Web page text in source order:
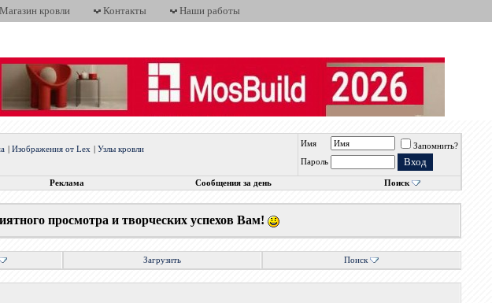
Магазин кровли Контакты Наши работы
|Изображения от Lex |Узлы кровли
Имя
Запомнить?
Пароль
Реклама Сообщения за день Поиск
просмотра и творческих успехов Вам!
Загрузить Поиск